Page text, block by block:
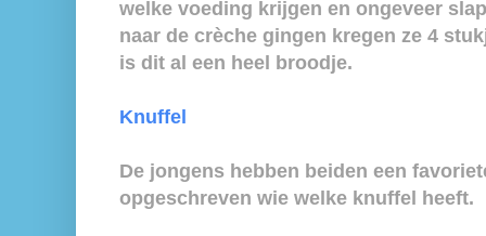
welke voeding krijgen en ongeveer
naar de crèche gingen kregen ze 4
is dit al een heel broodje.
Knuffel
De jongens hebben beiden een
opgeschreven wie welke knuffel heeft.